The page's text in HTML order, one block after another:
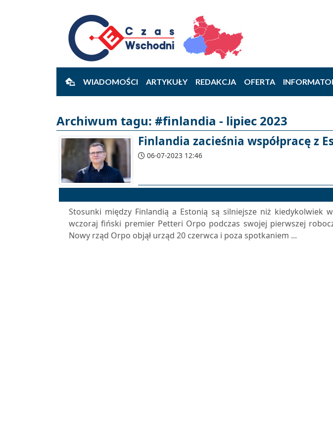
WIADOMOŚCI ARTYKUŁY REDAKCJA OFERTA
Archiwum tagu: #finlandia - lipiec 2023
Finlandia zacieśnia współpracę z
06-07-2023 12:46
Stosunki między Finlandią a Estonią są silniejsze niż kiedykolwiek
wczoraj fiński premier Petteri Orpo podczas swojej pierwszej
Nowy rząd Orpo objął urząd 20 czerwca i poza spotkaniem ...